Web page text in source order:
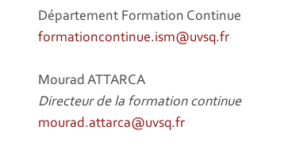
Département Formation Continue
formationcontinue.ism@uvsq.fr
Mourad ATTARCA
Directeur de la formation continue
mourad.attarca@uvsq.fr